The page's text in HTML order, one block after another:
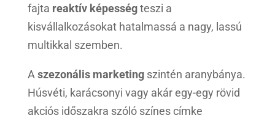
fajta reaktív képességteszi a
kisvállalkozásokat hatalmassá a nagy, lassú
multikkal szemben.
A szezonális marketingszintén aranybánya.
Húsvéti, karácsonyi vagy akár egy-egy rövid
akciós időszakra szóló színes címke